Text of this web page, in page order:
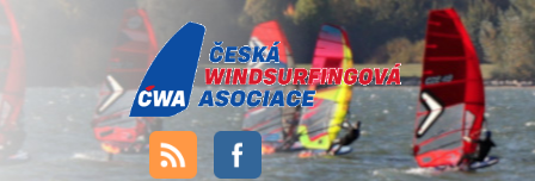
Přeskočit
na